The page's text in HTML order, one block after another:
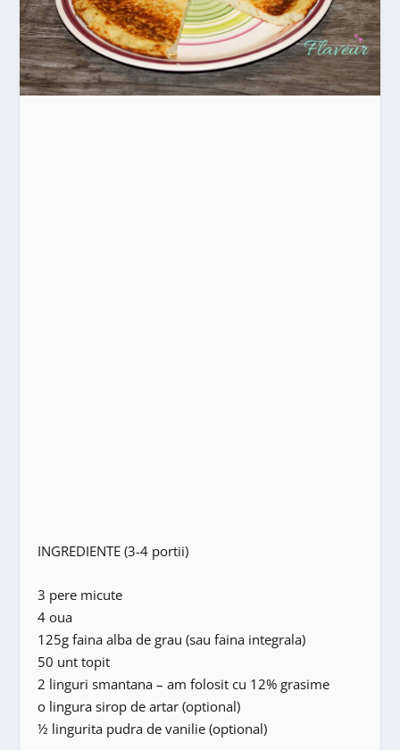
INGREDIENTE (3-4 portii)
3 pere micute
4 oua
125g faina alba de grau (sau faina integrala)
50 unt topit
2 linguri smantana – am folosit cu 12% grasime
o lingura sirop de artar (optional)
½ lingurita pudra de vanilie (optional)